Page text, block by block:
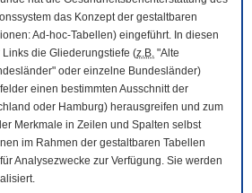
das Konzept der gestaltbaren
Ad-hoc-Tabellen) eingeführt. In diesen
die Gliederungstiefe (z.B. "Alte
oder einzelne Bundesländer)
einen bestimmten Ausschnitt der
oder Hamburg) herausgreifen und zum
Merkmale in Zeilen und Spalten selbst
im Rahmen der gestaltbaren Tabellen
Analysezwecke zur Verfügung. Sie werden